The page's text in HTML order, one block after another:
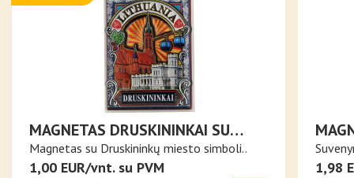
MAGNETAS DRUSKININKAI SU
MIESTO SIMBOLIAIS
Magnetas su Druskininkų miesto simboli..
1,00 EUR/vnt. su PVM 1,98